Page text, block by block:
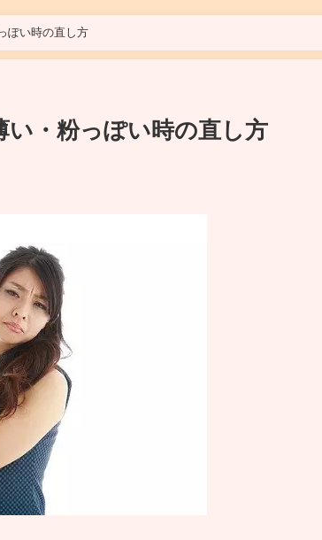
ぽい時の直し方
・粉っぽい時の直し方